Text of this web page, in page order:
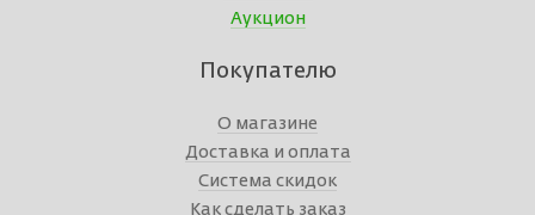
Аукцион
Покупателю
О магазине
Доставка и оплата
Система скидок
Как сделать заказ